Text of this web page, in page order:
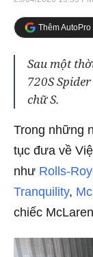
Thêm
Sau một
720S
chữ S.
Trong những
tục đưa về
như Rolls-
Tranquility,
chiếc